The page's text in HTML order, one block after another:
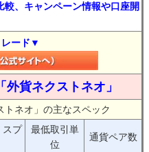
、キャンペーン情報や口座開
ード▼
貨ネクストネオ」
ネオ」の主なスペック
スプ
最低取引単
位
通貨ペア数